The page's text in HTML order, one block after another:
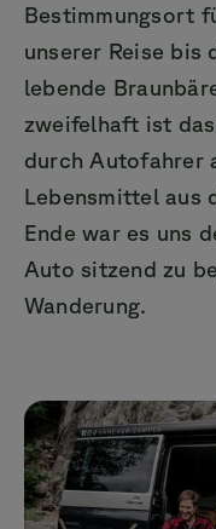
Bestimmungsort
unserer Reise bis
lebende
zweifelhaft ist
durch Autofahrer
Lebensmittel aus
Ende war es uns
Auto sitzend zu
Wanderung.